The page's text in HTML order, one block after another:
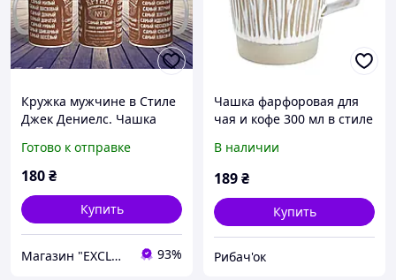
Кружка мужчине в Стиле
Джек Дениелс. Чашка
100% крутости
коричневая
Готово к отправке
180₴
Купить
Магазин "EXCLUSIVE" - Оригинальные Подарки Для Всех 93%
Чашка фарфоровая для
чая и кофе 300 мл в стиле
HP7208BR
В наличии
189₴
Купить
Рибач'ок